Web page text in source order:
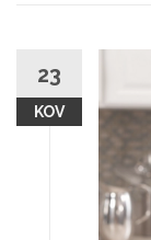
23
KOV